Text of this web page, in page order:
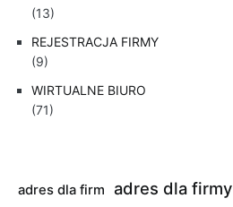
(13)
REJESTRACJA FIRMY
(9)
WIRTUALNE BIURO
(71)
adres dla firm adres dla firmy